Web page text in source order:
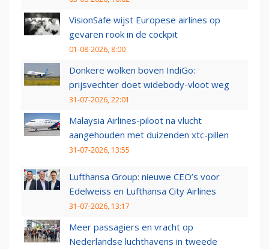
VisionSafe wijst Europese airlines op
gevaren rook in de cockpit
01-08-2026, 8:00
Donkere wolken boven IndiGo:
prijsvechter doet widebody-vloot weg
31-07-2026, 22:01
Malaysia Airlines-piloot na vlucht
aangehouden met duizenden xtc-pillen
31-07-2026, 13:55
Lufthansa Group: nieuwe CEO’s voor
Edelweiss en Lufthansa City Airlines
31-07-2026, 13:17
Meer passagiers en vracht op
Nederlandse luchthavens in tweede